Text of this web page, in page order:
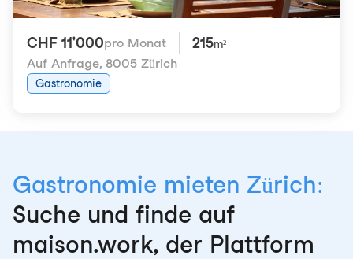
CHF 11'000pro Monat 215m²
Auf Anfrage, 8005 Zürich
Gastronomie
Gastronomie mieten Zürich:
Suche und finde auf
maison.work, der Plattform